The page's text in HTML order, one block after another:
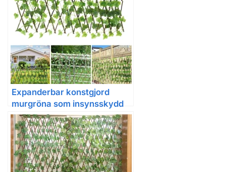
Expanderbar konstgjord
murgröna som insynsskydd
för trädgård och balkong